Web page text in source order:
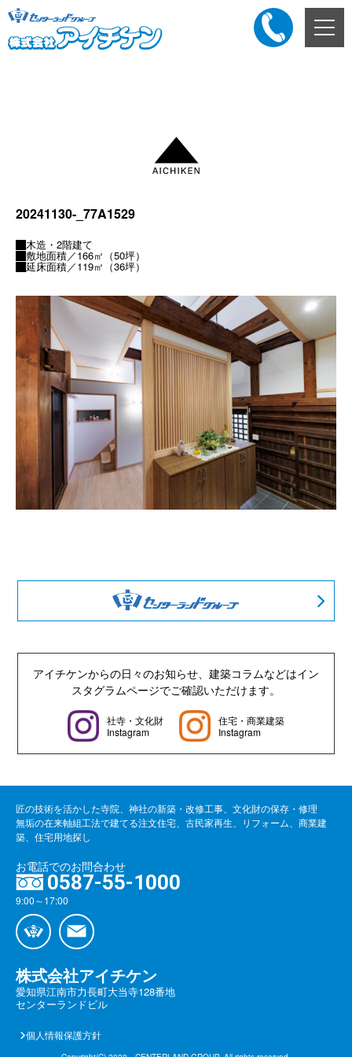
メ
ニ
20241130-_77A1529
木造・2階建て
敷地面積／166㎡（50坪）
延床面積／119㎡（36坪）
アイチケンからの日々のお知らせ、建築コラムなどはイン
スタグラムページでご確認いただけます。
社寺・文化財
Instagram
住宅・商業建築
Instagram
匠の技術を活かした寺院、神社の新築・改修工事、文化財の保存・修理
無垢の在来軸組工法で建てる注文住宅、古民家再生、リフォーム、商業建
築、住宅用地探し
株式会社アイチケン
愛知県江南市力長町大当寺128番地
センターランドビル
お電話でのお問合わせ
0587-55-1000
9:00～17:00
個人情報保護方針